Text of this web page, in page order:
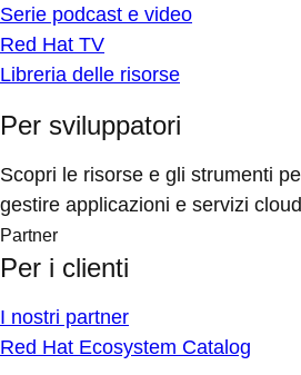
Serie podcast e video
Red Hat TV
Libreria delle risorse
Per sviluppatori
Scopri le risorse e gli strumenti
gestire applicazioni e servizi
Partner
Per i clienti
I nostri partner
Red Hat Ecosystem Catalog